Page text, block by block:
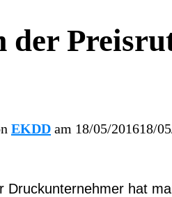
der
EKDD am 18/05/201618/
Druckunternehmer hat